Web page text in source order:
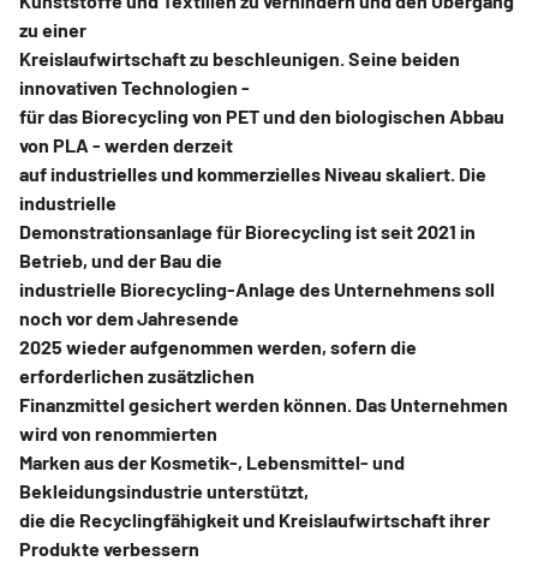
zu einer
Kreislaufwirtschaft zu beschleunigen. Seine beiden
innovativen Technologien -
für das Biorecycling von PET und den biologischen Abbau
von PLA - werden derzeit
auf industrielles und kommerzielles Niveau skaliert. Die
industrielle
Demonstrationsanlage für Biorecycling ist seit 2021 in
Betrieb, und der Bau die
industrielle Biorecycling-Anlage des Unternehmens soll
noch vor dem Jahresende
2025 wieder aufgenommen werden, sofern die
erforderlichen zusätzlichen
Finanzmittel gesichert werden können. Das Unternehmen
wird von renommierten
Marken aus der Kosmetik-, Lebensmittel- und
Bekleidungsindustrie unterstützt,
die die Recyclingfähigkeit und Kreislaufwirtschaft ihrer
Produkte verbessern